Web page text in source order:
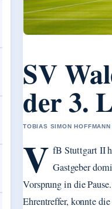
SV
der 3.
TOBIAS SIMON
V fB Stuttgart II
Gastgeber
Vorsprung in die
Ehrentreffer, konnte